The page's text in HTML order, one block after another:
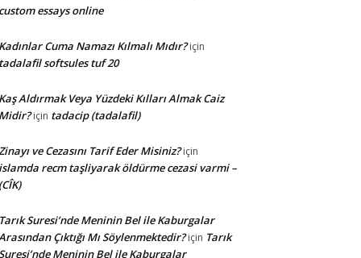
essays online
Cuma Namazı Kılmalı Mıdır?için
softsules tuf 20
Aldırmak Veya Yüzdeki Kılları Almak Caiz
için tadacip (tadalafil)
ve Cezasını Tarif Eder Misiniz?için
recm taşliyarak öldürme cezasi varmi –
Suresi’nde Meninin Bel ile Kaburgalar
Çıktığı Mı Söylenmektedir?için Tarık
Meninin Bel ile Kaburgalar